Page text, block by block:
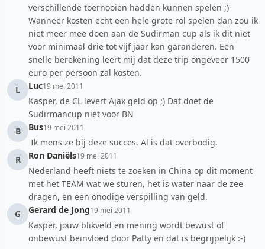
verschillende toernooien hadden kunnen spelen ;)
Wanneer kosten echt een hele grote rol spelen dan zou ik
niet meer mee doen aan de Sudirman cup als ik dit niet
voor minimaal drie tot vijf jaar kan garanderen. Een
snelle berekening leert mij dat deze trip ongeveer 1500
euro per persoon zal kosten.
L
Luc19 mei 2011
Kasper, de CL levert Ajax geld op ;) Dat doet de
Sudirmancup niet voor BN
B
Bus19 mei 2011
Ik mens ze bij deze succes. Al is dat overbodig.
R
Ron Daniëls19 mei 2011
Nederland heeft niets te zoeken in China op dit moment
met het TEAM wat we sturen, het is water naar de zee
dragen, en een onodige verspilling van geld.
G
Gerard de Jong19 mei 2011
Kasper, jouw blikveld en mening wordt bewust of
onbewust beinvloed door Patty en dat is begrijpelijk :-)